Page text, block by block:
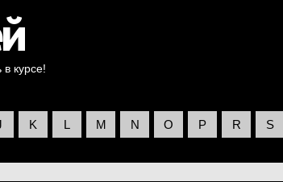
курсе!
K L M N O P R S